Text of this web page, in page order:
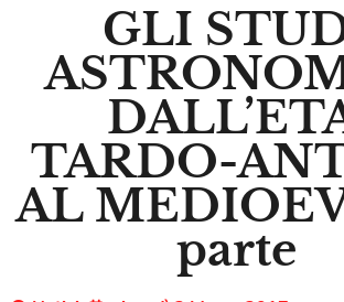
GLI
TARDO-
AL
parte